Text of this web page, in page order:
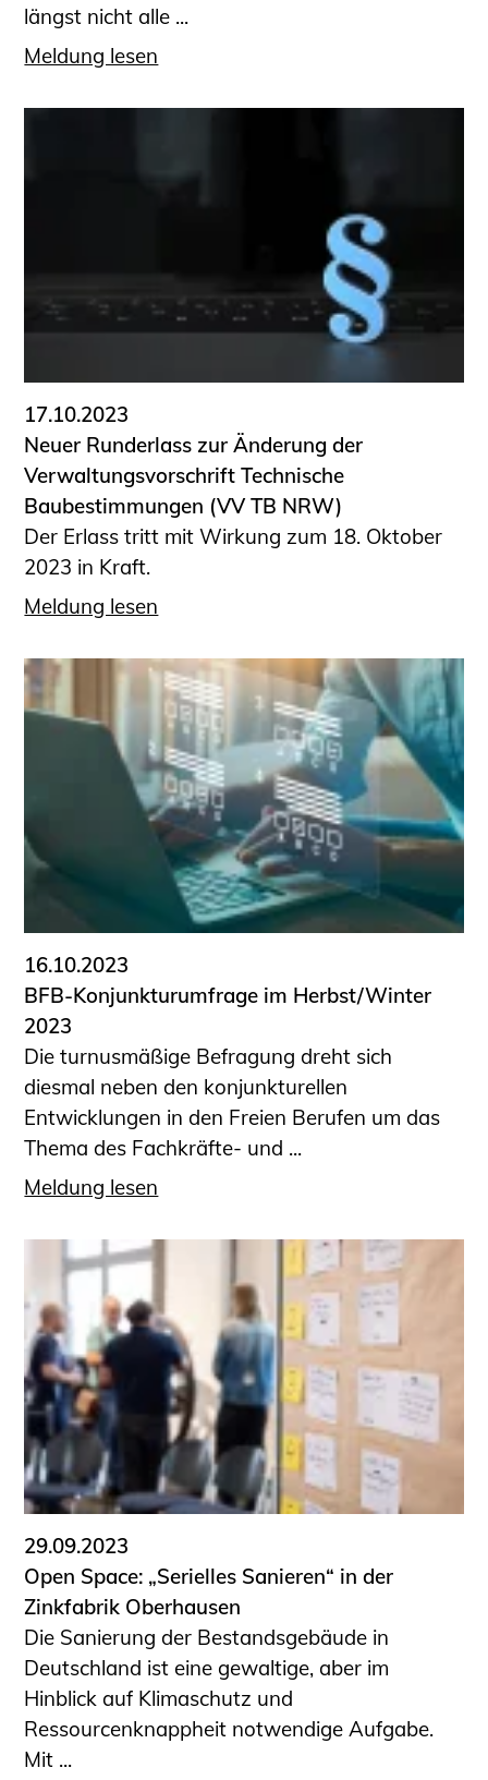
längst nicht alle ...
Meldung lesen
17.10.2023
Neuer Runderlass zur Änderung der
Verwaltungsvorschrift Technische
Baubestimmungen (VV TB NRW)
Der Erlass tritt mit Wirkung zum 18. Oktober
2023 in Kraft.
Meldung lesen
16.10.2023
BFB-Konjunkturumfrage im Herbst/Winter
2023
Die turnusmäßige Befragung dreht sich
diesmal neben den konjunkturellen
Entwicklungen in den Freien Berufen um das
Thema des Fachkräfte- und ...
Meldung lesen
29.09.2023
Open Space: „Serielles Sanieren“ in der
Zinkfabrik Oberhausen
Die Sanierung der Bestandsgebäude in
Deutschland ist eine gewaltige, aber im
Hinblick auf Klimaschutz und
Ressourcenknappheit notwendige Aufgabe.
Mit ...